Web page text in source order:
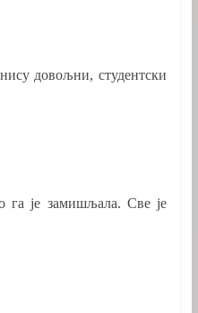
довољни, студентски
га је замишљала. Све је